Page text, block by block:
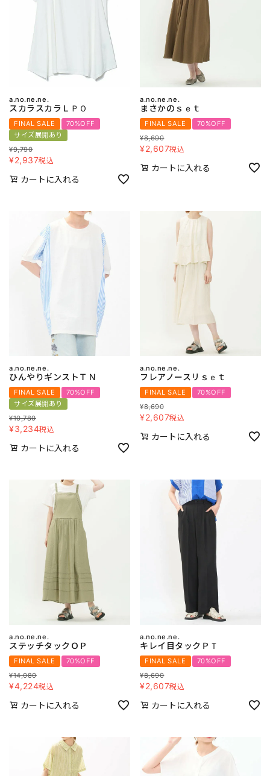
a.no.ne.ne.
スカラスカラＬＰＯ
FINAL SALE
70%OFF
サイズ展開あり
¥9,790
¥2,937税込
カートに入れる
a.no.ne.ne.
まさかのｓｅｔ
FINAL SALE
70%OFF
¥8,690
¥2,607税込
カートに入れる
a.no.ne.ne.
ひんやりギンストＴＮ
FINAL SALE
70%OFF
サイズ展開あり
¥10,780
¥3,234税込
カートに入れる
a.no.ne.ne.
フレアノースリｓｅｔ
FINAL SALE
70%OFF
¥8,690
¥2,607税込
カートに入れる
a.no.ne.ne.
ステッチタックＯＰ
FINAL SALE
70%OFF
¥14,080
¥4,224税込
カートに入れる
a.no.ne.ne.
キレイ目タックＰＴ
FINAL SALE
70%OFF
¥8,690
¥2,607税込
カートに入れる